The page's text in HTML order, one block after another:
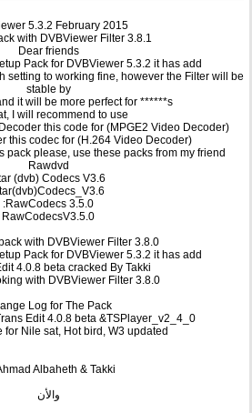
5.3.2 February 2015
with DVBViewer Filter 3.8.1
Dear friends
Pack for DVBViewer 5.3.2 it has add
setting to working fine, however the Filter will be
stable by
it will be more perfect for ******s
I will recommend to use
this code for (MPGE2 Video Decoder)
this codec for (H.264 Video Decoder)
pack please, use these packs from my friend
Rawdvd
(dvb) Codecs V3.6
RawCodecs 3.5.0:
RawCodecsV3.5.0
with DVBViewer Filter 3.8.0
Pack for DVBViewer 5.3.2 it has add
4.0.8 beta cracked By Takki
with DVBViewer Filter 3.8.0
Log for The Pack
Edit 4.0.8 beta &TSPlayer_v2_4_0
for Nile sat, Hot bird, W3 updated
Albaheth & Takki
والأن